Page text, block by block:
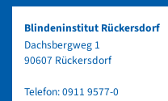
Blindeninstitut Rückersdorf
Dachsbergweg 1
90607 Rückersdorf
Telefon:0911 9577-0